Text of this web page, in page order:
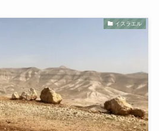
イスラエル